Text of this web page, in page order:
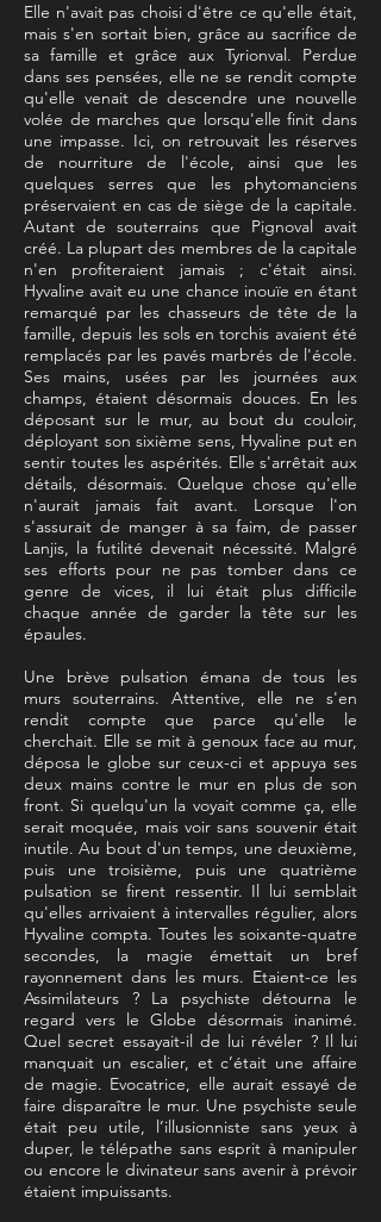
Elle n'avait pas choisi d'être ce qu'elle était,
mais s'en sortait bien, grâce au sacrifice de
sa famille et grâce aux Tyrionval. Perdue
dans ses pensées, elle ne se rendit compte
qu'elle venait de descendre une nouvelle
volée de marches que lorsqu'elle finit dans
une impasse. Ici, on retrouvait les réserves
de nourriture de l'école, ainsi que les
quelques serres que les phytomanciens
préservaient en cas de siège de la capitale.
Autant de souterrains que Pignoval avait
créé. La plupart des membres de la capitale
n'en profiteraient jamais ; c'était ainsi.
Hyvaline avait eu une chance inouïe en étant
remarqué par les chasseurs de tête de la
famille, depuis les sols en torchis avaient été
remplacés par les pavés marbrés de l'école.
Ses mains, usées par les journées aux
champs, étaient désormais douces. En les
déposant sur le mur, au bout du couloir,
déployant son sixième sens, Hyvaline put en
sentir toutes les aspérités. Elle s'arrêtait aux
détails, désormais. Quelque chose qu'elle
n'aurait jamais fait avant. Lorsque l'on
s'assurait de manger à sa faim, de passer
Lanjis, la futilité devenait nécessité. Malgré
ses efforts pour ne pas tomber dans ce
genre de vices, il lui était plus difficile
chaque année de garder la tête sur les
épaules.
Une brève pulsation émana de tous les
murs souterrains. Attentive, elle ne s'en
rendit compte que parce qu'elle le
cherchait. Elle se mit à genoux face au mur,
déposa le globe sur ceux-ci et appuya ses
deux mains contre le mur en plus de son
front. Si quelqu'un la voyait comme ça, elle
serait moquée, mais voir sans souvenir était
inutile. Au bout d'un temps, une deuxième,
puis une troisième, puis une quatrième
pulsation se firent ressentir. Il lui semblait
qu'elles arrivaient à intervalles régulier, alors
Hyvaline compta. Toutes les soixante-quatre
secondes, la magie émettait un bref
rayonnement dans les murs. Etaient-ce les
Assimilateurs ? La psychiste détourna le
regard vers le Globe désormais inanimé.
Quel secret essayait-il de lui révéler ? Il lui
manquait un escalier, et c’était une affaire
de magie. Evocatrice, elle aurait essayé de
faire disparaître le mur. Une psychiste seule
était peu utile, l’illusionniste sans yeux à
duper, le télépathe sans esprit à manipuler
ou encore le divinateur sans avenir à prévoir
étaient impuissants.